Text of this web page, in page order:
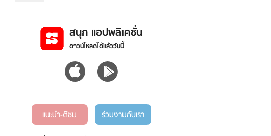
สนุก แอปพลิเคชั่น
ดาวน์โหลดได้แล้ววันนี้
แนะนำ-ติชม ร่วมงานกับเรา